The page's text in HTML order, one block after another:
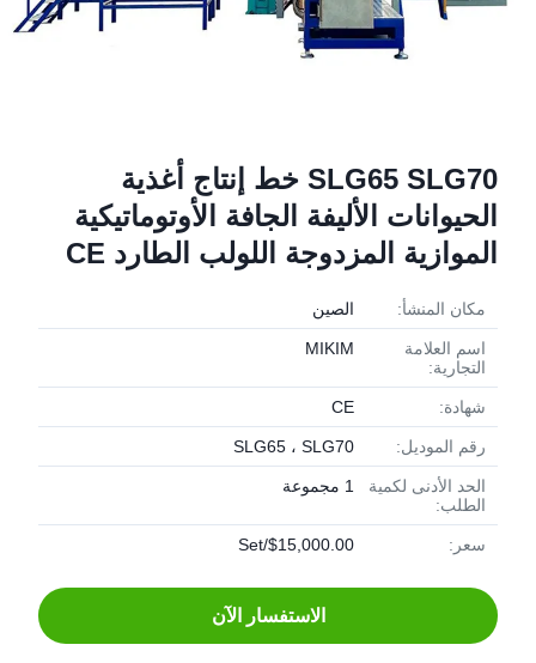
SLG65 SLG70 خط إنتاج أغذية
الحيوانات الأليفة الجافة الأوتوماتيكية
الموازية المزدوجة اللولب الطارد CE
مكان المنشأ: الصين
اسم العلامة
التجارية:
MIKIM
شهادة: CE
رقم الموديل: SLG65 ، SLG70
الحد الأدنى لكمية
الطلب:
1 مجموعة
سعر: $15,000.00/Set
الاستفسار الآن